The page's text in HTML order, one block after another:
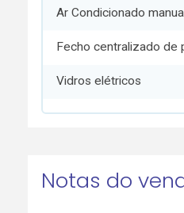
Ar Condicionado
Fecho centralizado de
Vidros elétricos
Notas do